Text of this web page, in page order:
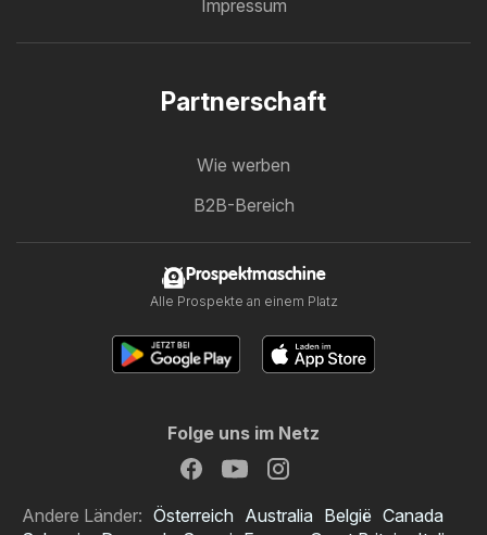
Impressum
Partnerschaft
Wie werben
B2B-Bereich
Prospektmaschine
Alle Prospekte an einem Platz
Folge uns im Netz
Andere Länder: Österreich Australia België Canada